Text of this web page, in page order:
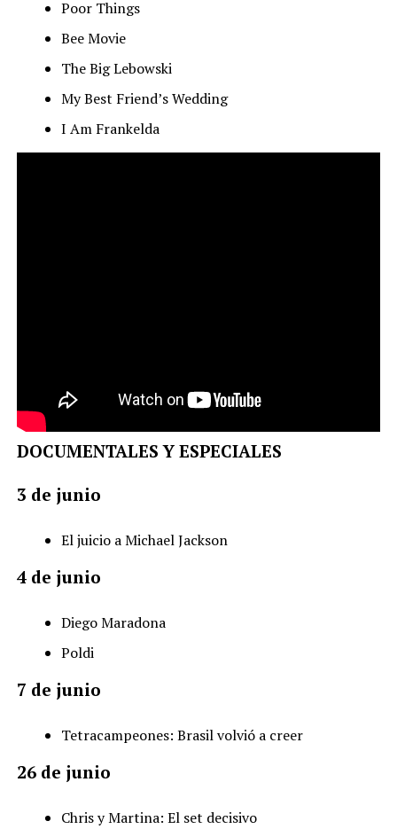
Poor Things
Bee Movie
The Big Lebowski
My Best Friend’s Wedding
I Am Frankelda
DOCUMENTALES Y ESPECIALES
3 de junio
El juicio a Michael Jackson
4 de junio
Diego Maradona
Poldi
7 de junio
Tetracampeones: Brasil volvió a creer
26 de junio
Chris y Martina: El set decisivo